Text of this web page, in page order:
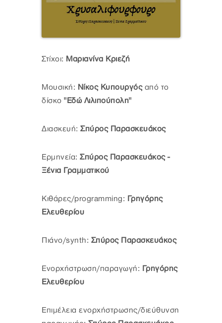
Στίχοι: Μαριανίνα Κριεζή
Μουσική: Nίκος Κυπουργός από το
δίσκο "Εδώ Λιλιπούπολη"
Διασκευή: Σπύρος Παρασκευάκος
Ερμηνεία: Σπύρος Παρασκευάκος -
Ξένια Γραμματικού
Κιθάρες/programming: Γρηγόρης
Ελευθερίου
Πιάνο/synth: Σπύρος Παρασκευάκος
Ενορχήστρωση/παραγωγή: Γρηγόρης
Ελευθερίου
Επιμέλεια ενορχήστρωσης/διεύθυνση